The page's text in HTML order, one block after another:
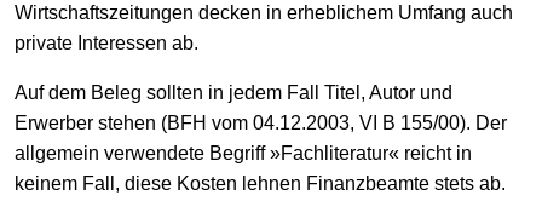
Wirtschaftszeitungen decken in erheblichem Umfang auch
private Interessen ab.
Auf dem Beleg sollten in jedem Fall Titel, Autor und
Erwerber stehen (BFH vom 04.12.2003, VI B 155/00). Der
allgemein verwendete Begriff »Fachliteratur« reicht in
keinem Fall, diese Kosten lehnen Finanzbeamte stets ab.